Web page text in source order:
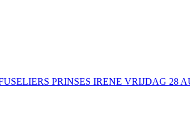
PRINSES IRENE VRIJDAG 28